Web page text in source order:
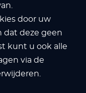
door uw
dat deze geen
kunt u ook alle
via de